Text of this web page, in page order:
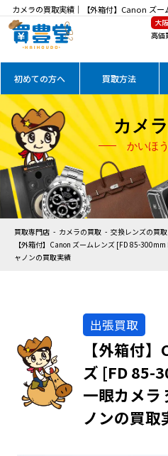
カメラの買取実績｜【外箱付】Canon ズー
メラ 交換用レンズ キャノンを高価買取
大
高価
初めての方へ 買取方法
カメ
かいほ
買取専門店 カメラの買取
交換レンズの買取
【外箱付】Canon ズームレンズ [FD 85-
ャノンの買取実績
出張買取
【外箱付
ズ [FD 85-
一眼カメラ
ノンの買取